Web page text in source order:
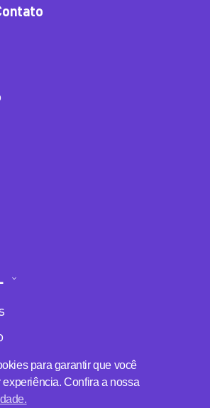
para garantir que você
Confira a nossa
Mulher